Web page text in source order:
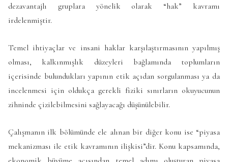
dezavantajlı gruplara yönelik olarak “hak” kavramı
irdelenmiştir.
Temel ihtiyaçlar ve insani haklar karşılaştırmasının yapılmış
olması, kalkınmışlık düzeyleri bağlamında toplumların
içerisinde bulundukları yapının etik açıdan sorgulanması ya da
incelenmesi için oldukça gerekli fiziki sınırların okuyucunun
zihninde çizilebilmesini sağlayacağı düşünülebilir.
Çalışmanın ilk bölümünde ele alınan bir diğer konu ise “piyasa
mekanizması ile etik kavramının ilişkisi”dir. Konu kapsamında,